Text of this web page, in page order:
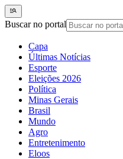
Buscar no portal
Capa
Últimas Notícias
Esporte
Eleições 2026
Política
Minas Gerais
Brasil
Mundo
Agro
Entretenimento
Eloos